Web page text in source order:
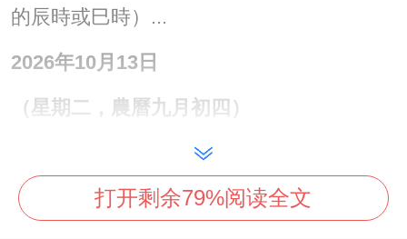
的辰時或巳時）...
2026年10月13日
（星期二，農曆九月初四）
宜:結婚嫁娶，祭拜祭祀、祈福，生子求嗣、
開光，旅行出行、解除，出火、進人口，開
市開業、交易，立券、掛匾，納財、入宅，
打开剩余79%阅读全文